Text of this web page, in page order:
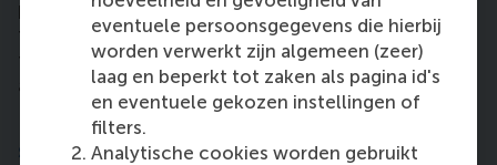
eventuele persoonsgegevens die hierbij
worden verwerkt zijn algemeen (zeer)
laag en beperkt tot zaken als pagina id's
en eventuele gekozen instellingen of
filters.
Analytische cookies worden gebruikt
projects. I feel like a lot of us, are not exposed to
these problems and don’t really realise that simple
things can grow into something bigger and make an
actual difference in someone else’s life.”
How can others get involved in doing
something with you – or something like